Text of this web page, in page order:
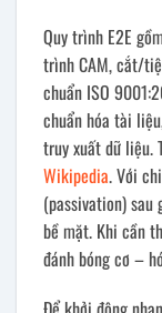
Quy trình E2E
trình CAM, cắt/
chuẩn ISO
chuẩn hóa tài
truy xuất dữ liệu.
Wikipedia. Với
(passivation) sau
bề mặt. Khi cần
đánh bóng cơ –